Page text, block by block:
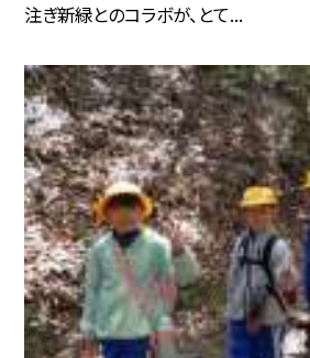
注ぎ新緑とのコラボが、とて...